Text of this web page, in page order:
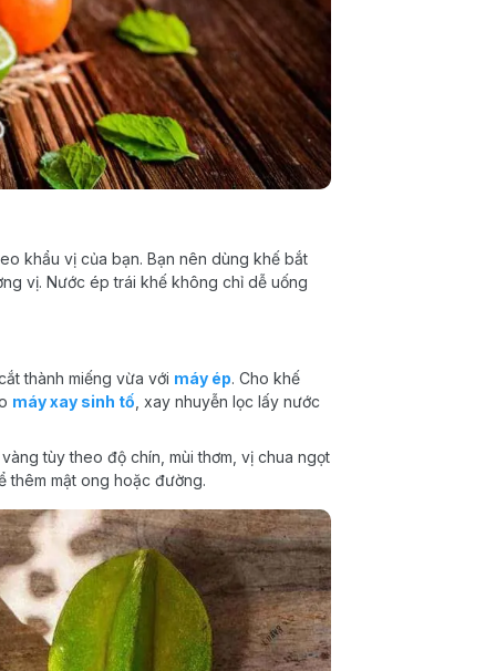
khẩu vị của bạn. Bạn nên dùng khế bắt
vị. Nước ép trái khế không chỉ dễ uống
thành miếng vừa với máy ép. Cho khế
máy xay sinh tố , xay nhuyễn lọc lấy nước
tùy theo độ chín, mùi thơm, vị chua ngọt
thêm mật ong hoặc đường.